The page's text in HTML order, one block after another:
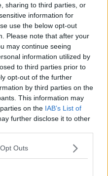
sharing to third parties, or
information for
use the below opt-out
Please note that after your
may continue seeing
information utilized by
to third parties prior to
opt-out of the further
by third parties on the
This information may
on the IAB’s List of
further disclose it to other
Outs